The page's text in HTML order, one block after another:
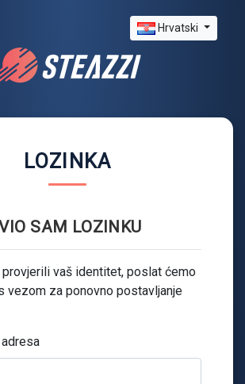
Hrvatski
LOZINKA
SAM LOZINKU
vaš identitet, poslat ćemo
vezom za ponovno postavljanje